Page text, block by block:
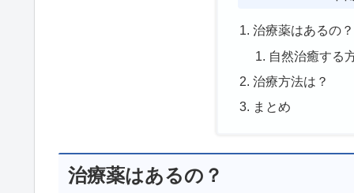
治療薬はあるの？
自然治癒する
治療方法は？
まとめ
治療薬はあるの？